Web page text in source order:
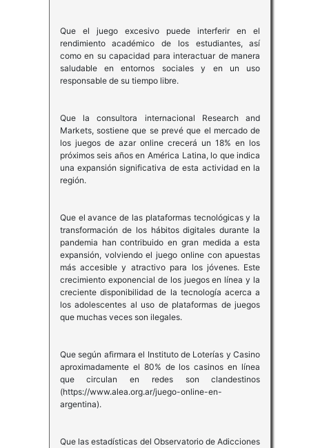
Que el juego excesivo puede interferir en el
rendimiento académico de los estudiantes, así
como en su capacidad para interactuar de manera
saludable en entornos sociales y en un uso
responsable de su tiempo libre.
Que la consultora internacional Research and
Markets, sostiene que se prevé que el mercado de
los juegos de azar online crecerá un 18% en los
próximos seis años en América Latina, lo que indica
una expansión significativa de esta actividad en la
región.
Que el avance de las plataformas tecnológicas y la
transformación de los hábitos digitales durante la
pandemia han contribuido en gran medida a esta
expansión, volviendo el juego online con apuestas
más accesible y atractivo para los jóvenes. Este
crecimiento exponencial de los juegos en línea y la
creciente disponibilidad de la tecnología acerca a
los adolescentes al uso de plataformas de juegos
que muchas veces son ilegales.
Que según afirmara el Instituto de Loterías y Casino
aproximadamente el 80% de los casinos en línea
que circulan en redes son clandestinos
(https://www.alea.org.ar/juego-online-en-
argentina).
Que las estadísticas del Observatorio de Adicciones